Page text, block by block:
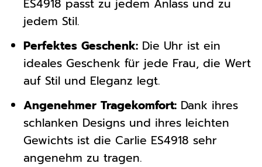
ES4918 passt zu jedem Anlass und zu
jedem Stil.
Perfektes Geschenk:Die Uhr ist ein
ideales Geschenk für jede Frau, die Wert
auf Stil und Eleganz legt.
Angenehmer Tragekomfort:Dank ihres
schlanken Designs und ihres leichten
Gewichts ist die Carlie ES4918 sehr
angenehm zu tragen.